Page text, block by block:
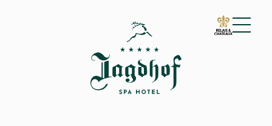
01 Lo Jagdhof
02 Camere e suite